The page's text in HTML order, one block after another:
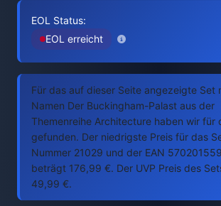
EOL Status:
EOL erreicht
Für das auf dieser Seite angezeigte Set
Namen Der Buckingham-Palast aus der
Themenreihe Architecture haben wir für
gefunden. Der niedrigste Preis für das
Nummer 21029 und der EAN
beträgt 176,99 €. Der UVP Preis des
49,99 €.